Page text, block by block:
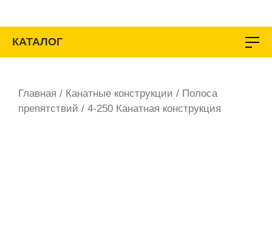
содержимому
КАТАЛОГ
Главная / Канатные конструкции / Полоса
препятствий / 4-250 Канатная конструкция